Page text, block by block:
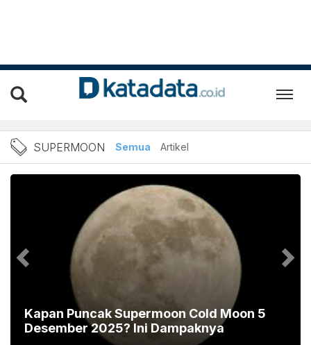
Berita Supermoon
SUPERMOON Semua Artikel
Kapan Puncak Supermoon Cold Moon 5
Desember 2025? Ini Dampaknya